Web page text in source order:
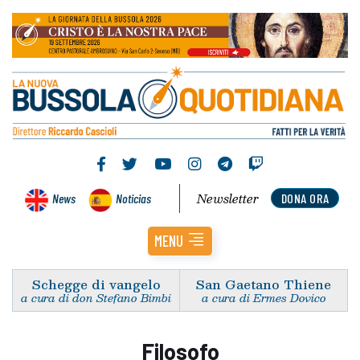
News Noticias DONA ORA
Newsletter
MENU
Schegge di vangelo
a cura di don Stefano Bimbi
San Gaetano Thiene
a cura di Ermes Dovico
Filosofo